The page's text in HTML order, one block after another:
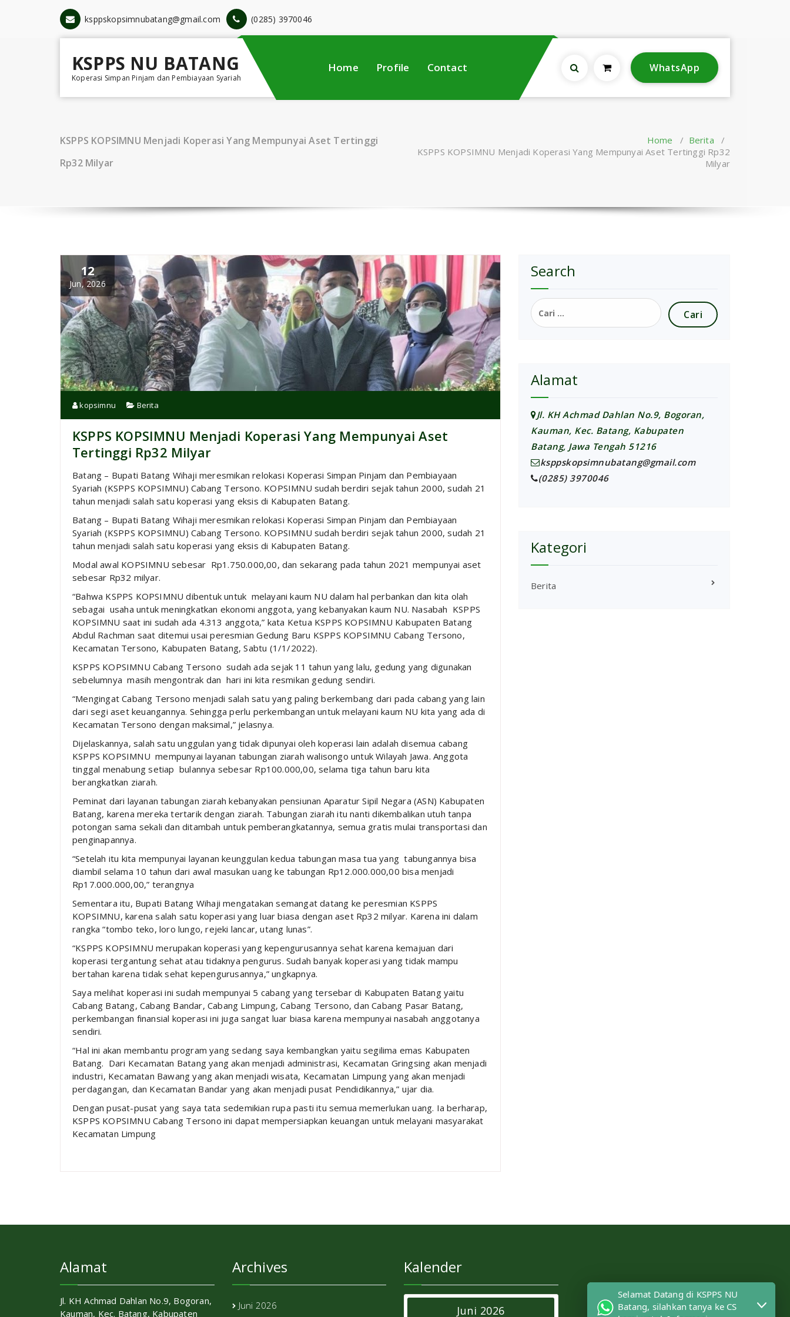
ksppskopsimnubatang@gmail.com (0285) 3970046
KSPPS NU BATANG
Koperasi Simpan Pinjam dan Pembiayaan Syariah
Home Profile Contact WhatsApp
KSPPS KOPSIMNU Menjadi Koperasi Yang Mempunyai Aset Tertinggi
Rp32 Milyar
Home / Berita /
KSPPS KOPSIMNU Menjadi Koperasi Yang Mempunyai Aset Tertinggi Rp32
Milyar
12
Jun, 2026
kopsimnu Berita
KSPPS KOPSIMNU Menjadi Koperasi Yang Mempunyai Aset
Tertinggi Rp32 Milyar
Batang – Bupati Batang Wihaji meresmikan relokasi Koperasi Simpan Pinjam dan Pembiayaan
Syariah (KSPPS KOPSIMNU) Cabang Tersono. KOPSIMNU sudah berdiri sejak tahun 2000, sudah 21
tahun menjadi salah satu koperasi yang eksis di Kabupaten Batang.
Batang – Bupati Batang Wihaji meresmikan relokasi Koperasi Simpan Pinjam dan Pembiayaan
Syariah (KSPPS KOPSIMNU) Cabang Tersono. KOPSIMNU sudah berdiri sejak tahun 2000, sudah 21
tahun menjadi salah satu koperasi yang eksis di Kabupaten Batang.
Modal awal KOPSIMNU sebesar Rp1.750.000,00, dan sekarang pada tahun 2021 mempunyai aset
sebesar Rp32 milyar.
“Bahwa KSPPS KOPSIMNU dibentuk untuk melayani kaum NU dalam hal perbankan dan kita olah
sebagai usaha untuk meningkatkan ekonomi anggota, yang kebanyakan kaum NU. Nasabah KSPPS
KOPSIMNU saat ini sudah ada 4.313 anggota,” kata Ketua KSPPS KOPSIMNU Kabupaten Batang
Abdul Rachman saat ditemui usai peresmian Gedung Baru KSPPS KOPSIMNU Cabang Tersono,
Kecamatan Tersono, Kabupaten Batang, Sabtu (1/1/2022).
KSPPS KOPSIMNU Cabang Tersono sudah ada sejak 11 tahun yang lalu, gedung yang digunakan
sebelumnya masih mengontrak dan hari ini kita resmikan gedung sendiri.
“Mengingat Cabang Tersono menjadi salah satu yang paling berkembang dari pada cabang yang lain
dari segi aset keuangannya. Sehingga perlu perkembangan untuk melayani kaum NU kita yang ada di
Kecamatan Tersono dengan maksimal,” jelasnya.
Dijelaskannya, salah satu unggulan yang tidak dipunyai oleh koperasi lain adalah disemua cabang
KSPPS KOPSIMNU mempunyai layanan tabungan ziarah walisongo untuk Wilayah Jawa. Anggota
tinggal menabung setiap bulannya sebesar Rp100.000,00, selama tiga tahun baru kita
berangkatkan ziarah.
Peminat dari layanan tabungan ziarah kebanyakan pensiunan Aparatur Sipil Negara (ASN) Kabupaten
Batang, karena mereka tertarik dengan ziarah. Tabungan ziarah itu nanti dikembalikan utuh tanpa
potongan sama sekali dan ditambah untuk pemberangkatannya, semua gratis mulai transportasi dan
penginapannya.
“Setelah itu kita mempunyai layanan keunggulan kedua tabungan masa tua yang tabungannya bisa
diambil selama 10 tahun dari awal masukan uang ke tabungan Rp12.000.000,00 bisa menjadi
Rp17.000.000,00,” terangnya
Sementara itu, Bupati Batang Wihaji mengatakan semangat datang ke peresmian KSPPS
KOPSIMNU, karena salah satu koperasi yang luar biasa dengan aset Rp32 milyar. Karena ini dalam
rangka “tombo teko, loro lungo, rejeki lancar, utang lunas”.
“KSPPS KOPSIMNU merupakan koperasi yang kepengurusannya sehat karena kemajuan dari
koperasi tergantung sehat atau tidaknya pengurus. Sudah banyak koperasi yang tidak mampu
bertahan karena tidak sehat kepengurusannya,” ungkapnya.
Saya melihat koperasi ini sudah mempunyai 5 cabang yang tersebar di Kabupaten Batang yaitu
Cabang Batang, Cabang Bandar, Cabang Limpung, Cabang Tersono, dan Cabang Pasar Batang,
perkembangan finansial koperasi ini juga sangat luar biasa karena mempunyai nasabah anggotanya
sendiri.
“Hal ini akan membantu program yang sedang saya kembangkan yaitu segilima emas Kabupaten
Batang. Dari Kecamatan Batang yang akan menjadi administrasi, Kecamatan Gringsing akan menjadi
industri, Kecamatan Bawang yang akan menjadi wisata, Kecamatan Limpung yang akan menjadi
perdagangan, dan Kecamatan Bandar yang akan menjadi pusat Pendidikannya,” ujar dia.
Dengan pusat-pusat yang saya tata sedemikian rupa pasti itu semua memerlukan uang. Ia berharap,
KSPPS KOPSIMNU Cabang Tersono ini dapat mempersiapkan keuangan untuk melayani masyarakat
Kecamatan Limpung
Search
Cari
untuk:
Alamat
Jl. KH Achmad Dahlan No.9, Bogoran,
Kauman, Kec. Batang, Kabupaten
Batang, Jawa Tengah 51216
ksppskopsimnubatang@gmail.com
(0285) 3970046
Kategori
Berita
Alamat
Jl. KH Achmad Dahlan No.9, Bogoran,
Kauman, Kec. Batang, Kabupaten
Archives
Juni 2026
Kalender
Juni 2026
Selamat Datang di KSPPS NU
Batang, silahkan tanya ke CS